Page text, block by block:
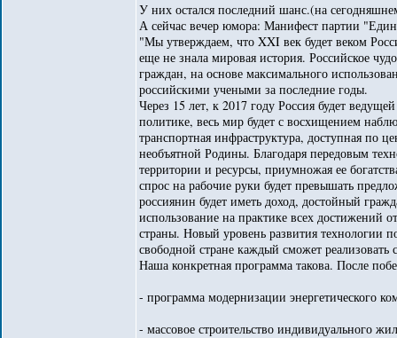
У них остался последний шанс.(на
А сейчас вечер юмора: Манифест партии
"Мы утверждаем, что XXI век будет веком
еще не знала мировая история. Российское
граждан, на основе максимального
российскими учеными за последние годы.
Через 15 лет, к 2017 году Россия будет
политике, весь мир будет с восхищением
транспортная инфраструктура, доступная
необъятной Родины. Благодаря передовым
территории и ресурсы, приумножая ее
спрос на рабочие руки будет превышать
россиянин будет иметь доход, достойный
использование на практике всех достижений
страны. Новый уровень развития технологии
свободной стране каждый сможет
Наша конкретная программа такова. После
- программа модернизации энергетического
- массовое строительство индивидуального